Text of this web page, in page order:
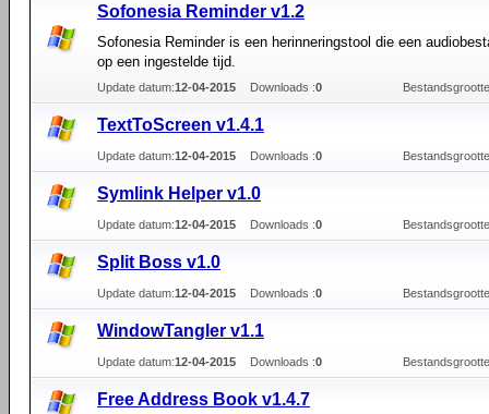
Sofonesia Reminder v1.2
Sofonesia Reminder is een herinneringstool die een
op een ingestelde tijd.
Update datum:12-04-2015 Downloads :0
TextToScreen v1.4.1
Update datum:12-04-2015 Downloads :0
Symlink Helper v1.0
Update datum:12-04-2015 Downloads :0
Split Boss v1.0
Update datum:12-04-2015 Downloads :0
WindowTangler v1.1
Update datum:12-04-2015 Downloads :0
Free Address Book v1.4.7